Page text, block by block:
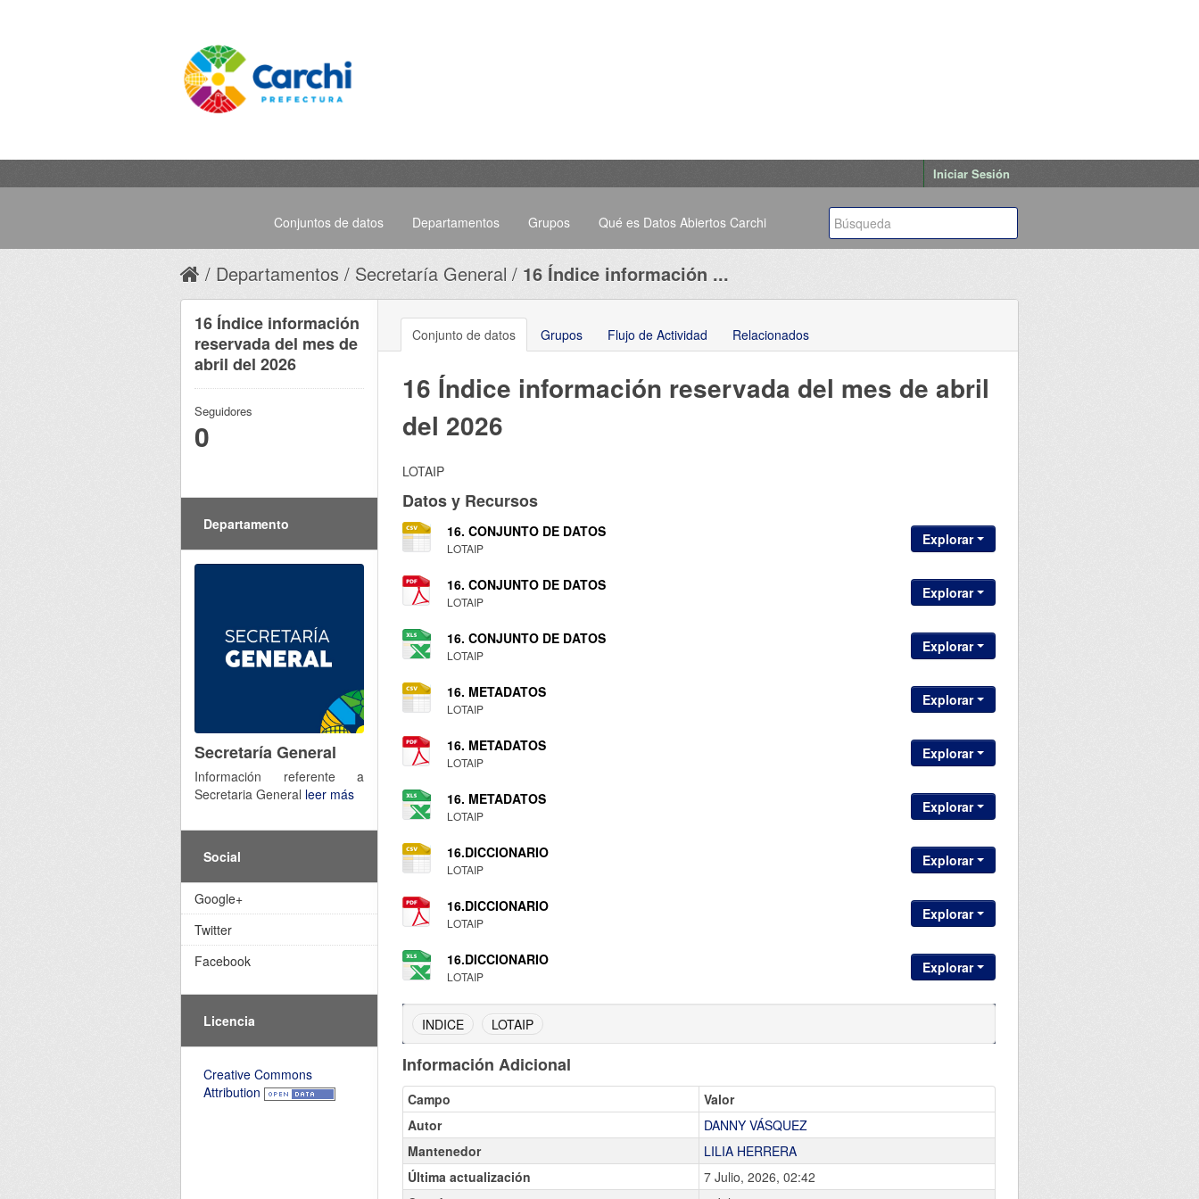
Iniciar Sesión
Conjuntos de datos Departamentos Grupos Qué es Datos Abiertos Carchi
Departamentos Secretaría General 16 Índice información ...
Conjunto de datos Grupos Flujo de Actividad Relacionados
16 Índice información reservada del mes de abril
del 2026
LOTAIP
Datos y Recursos
16. CONJUNTO DE DATOS
LOTAIP
Explorar
16. CONJUNTO DE DATOS
LOTAIP
Explorar
16. CONJUNTO DE DATOS
LOTAIP
Explorar
16. METADATOS
LOTAIP
Explorar
16. METADATOS
LOTAIP
Explorar
16. METADATOS
LOTAIP
Explorar
16.DICCIONARIO
LOTAIP
Explorar
16.DICCIONARIO
LOTAIP
Explorar
16.DICCIONARIO
LOTAIP
Explorar
INDICE LOTAIP
Información Adicional
Campo
Valor
Autor
DANNY VÁSQUEZ
Mantenedor
LILIA HERRERA
Última actualización
7 Julio, 2026, 02:42
16 Índice información
reservada del mes de
abril del 2026
Seguidores
0
Departamento
Secretaría General
Información referente a
Secretaria General leer más
Social
Google+
Twitter
Facebook
Licencia
Creative Commons
Attribution